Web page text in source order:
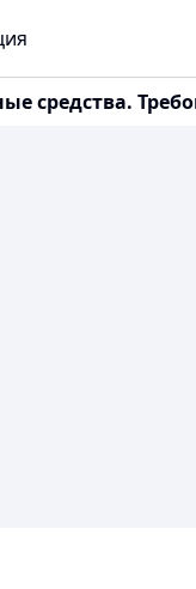
средства.